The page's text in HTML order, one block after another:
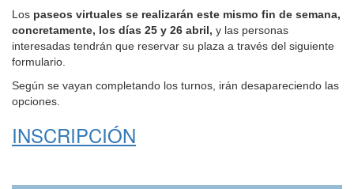
Los paseos virtuales se realizarán este mismo fin de semana,
concretamente, los días 25 y 26 abril, y las personas
interesadas tendrán que reservar su plaza a través del siguiente
formulario.
Según se vayan completando los turnos, irán desapareciendo las
opciones.
INSCRIPCIÓN